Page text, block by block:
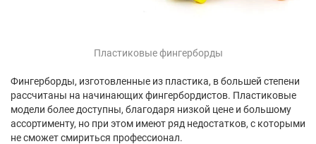
Пластиковые фингерборды
Фингерборды, изготовленные из пластика, в большей степени
рассчитаны на начинающих фингербордистов. Пластиковые
модели более доступны, благодаря низкой цене и большому
ассортименту, но при этом имеют ряд недостатков, с которыми
не сможет смириться профессионал.